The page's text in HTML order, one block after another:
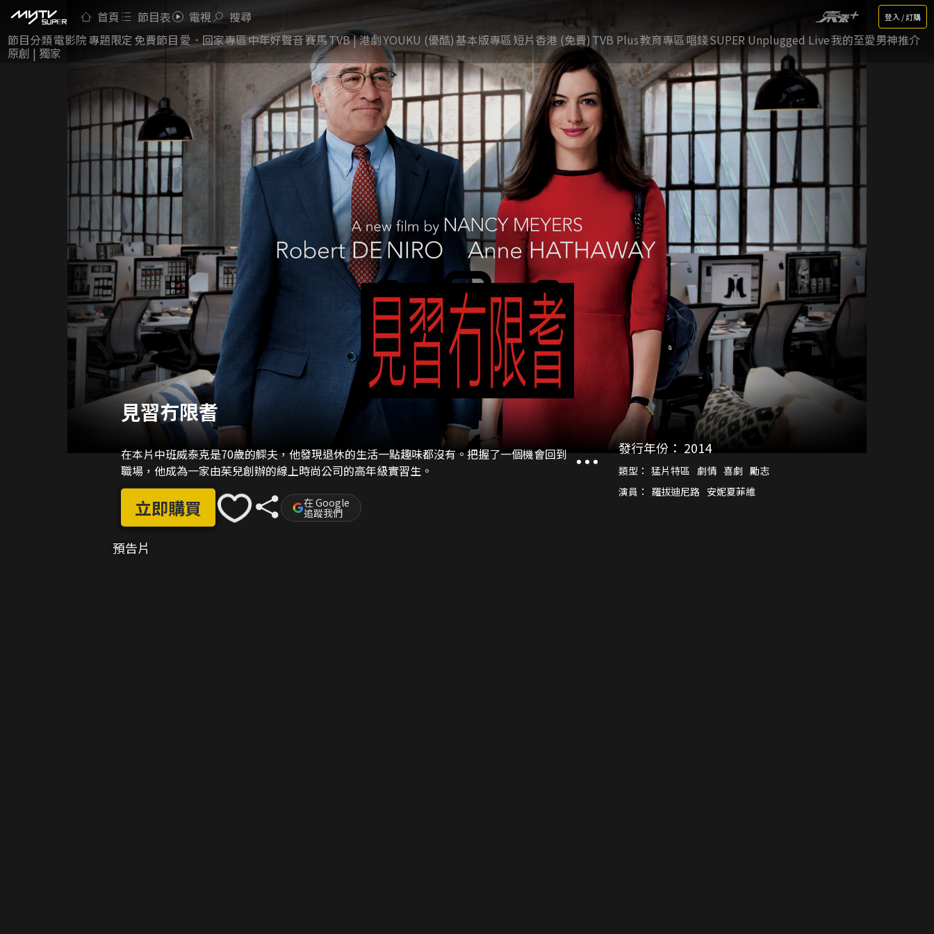
首頁 節目表 電視 搜尋 登入 / 訂購
節目分類電影院專題限定 免費節目 愛．回家專區中年好聲音賽馬TVB | 港劇YOUKU (優酷)基本版專區短片香港 (免費) TVB Plus教育專區唱錢SUPER Unplugged Live我的至愛男神推介
原創 | 獨家
見習冇限耆
在本片中班威泰克是70歲的鰥夫，他發現退休的生活一點趣味都沒有。把握了一個機會回到
職場，他成為一家由茱兒創辦的線上時尚公司的高年級實習生。
立即購買 在 Google
追蹤我們
發行年份： 2014
類型： 猛片特區 劇情 喜劇 勵志
演員： 羅拔迪尼路 安妮夏菲維
預告片